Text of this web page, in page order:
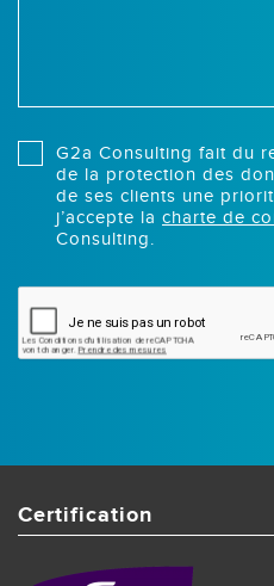
G2a Consulting fait du
de la protection des
de ses clients une
j’accepte la charte de
Consulting.
Certification